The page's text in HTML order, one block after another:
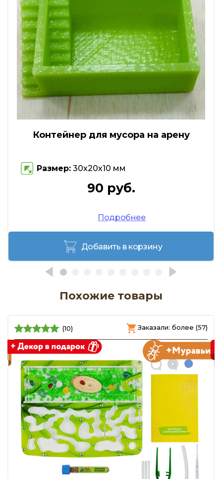
Контейнер для мусора на арену
Размер: 30х20х10 мм
90 руб.
Подробнее
Добавить в корзину
Похожие товары
(10) Заказали: более (57)